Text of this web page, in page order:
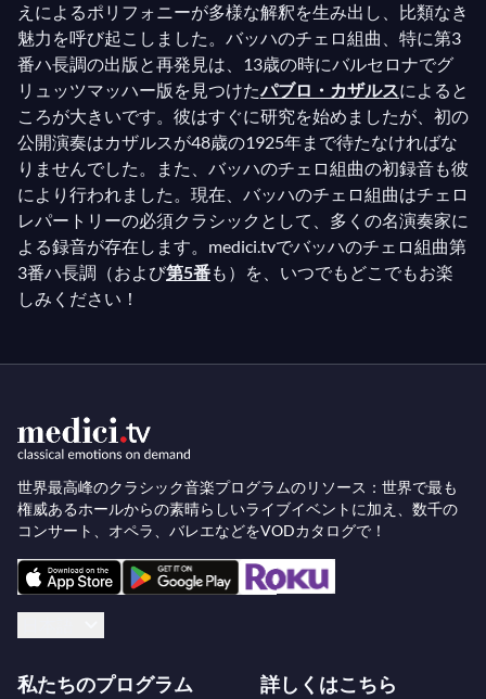
えによるポリフォニーが多様な解釈を生み出し、比類なき
魅力を呼び起こしました。バッハのチェロ組曲、特に第3
番ハ長調の出版と再発見は、13歳の時にバルセロナでグ
リュッツマッハー版を見つけたパブロ・カザルスによると
ころが大きいです。彼はすぐに研究を始めましたが、初の
公開演奏はカザルスが48歳の1925年まで待たなければな
りませんでした。また、バッハのチェロ組曲の初録音も彼
により行われました。現在、バッハのチェロ組曲はチェロ
レパートリーの必須クラシックとして、多くの名演奏家に
よる録音が存在します。medici.tvでバッハのチェロ組曲第
3番ハ長調（および第5番も）を、いつでもどこでもお楽
しみください！
世界最高峰のクラシック音楽プログラムのリソース：世界で最も
権威あるホールからの素晴らしいライブイベントに加え、数千の
コンサート、オペラ、バレエなどをVODカタログで！
私たちのプログラム 詳しくはこちら